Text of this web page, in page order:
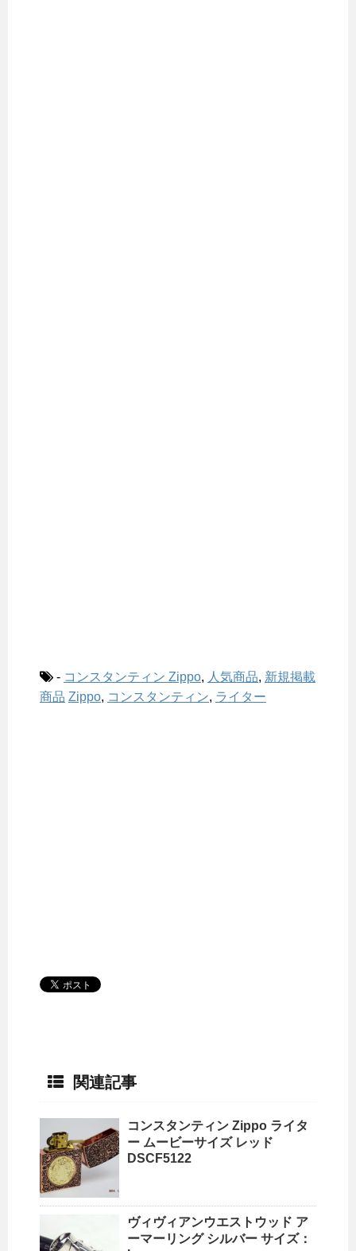
- コンスタンティン Zippo, 人気商品, 新規掲載
商品 Zippo, コンスタンティン, ライター
関連記事
コンスタンティン Zippo ライタ
ー ムービーサイズ レッド
DSCF5122
ヴィヴィアンウエストウッド ア
ーマーリング シルバー サイズ：